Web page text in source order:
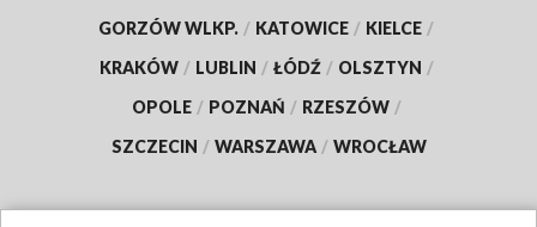
GORZÓW WLKP. / KATOWICE / KIELCE /
KRAKÓW / LUBLIN / ŁÓDŹ / OLSZTYN /
OPOLE / POZNAŃ / RZESZÓW /
SZCZECIN / WARSZAWA / WROCŁAW